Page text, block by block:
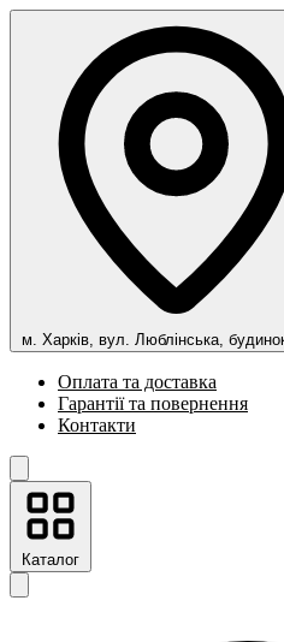
м. Харків, вул. Люблінська,
Оплата та доставка
Гарантії та повернення
Контакти
Каталог